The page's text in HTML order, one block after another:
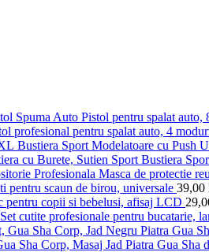
Pistol pentru spalat
profesional pentru spalat auto, 4
Bustiera Sport Modelatoare cu Push
Bustiera
Masca de protectie
pentru scaun de birou, universale 39,00
pentru copii si bebelusi, afisaj LCD
Set cutite profesionale pentru bucatarie,
Piatra Gua
Piatra Gua Sha